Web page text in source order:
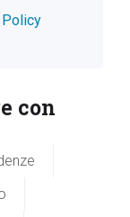
Policy
con